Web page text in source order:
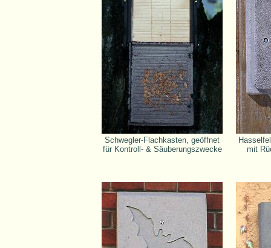
Schwegler-Flachkasten, geöffnet
für Kontroll- & Säuberungszwecke
mit